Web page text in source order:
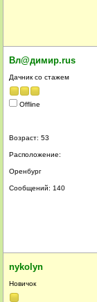
Вл@димир.rus
Дачник со стажем
Offline
Возраст: 53
Расположение:
Оренбург
Сообщений: 140
nykolyn
Новичок